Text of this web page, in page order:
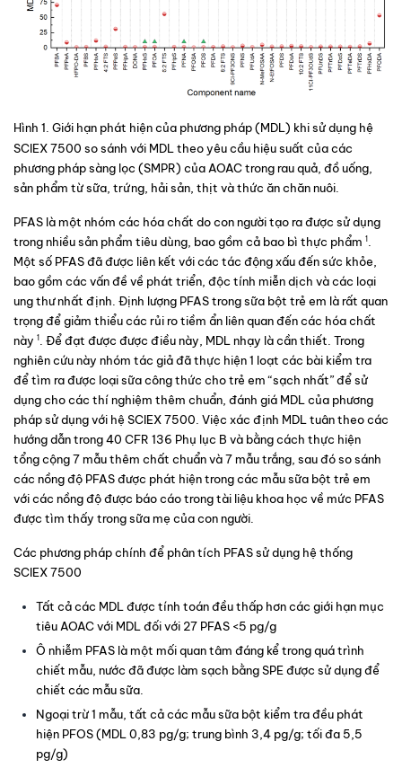
Hình 1 Giới hạn phát hiện của phương pháp (MDL) khi sử dụng hệ
SCIEX 7500 so sánh với MDL theo yêu cầu hiệu suất của các
phương pháp sàng lọc (SMPR) của AOAC trong rau quả, đồ uống,
sản phẩm từ sữa, trứng, hải sản, thịt và thức ăn chăn nuôi.
PFAS là một nhóm các hóa chất do con người tạo ra được sử dụng
trong nhiều sản phẩm tiêu dùng, bao gồm cả bao bì thực phẩm 1
Một số PFAS đã được liên kết với các tác động xấu đến sức khỏe,
bao gồm các vấn đề về phát triển, độc tính miễn dịch và các loại
ung thư nhất định. Định lượng PFAS trong sữa bột trẻ em là rất quan
trọng để giảm thiểu các rủi ro tiềm ẩn liên quan đến các hóa chất
này 1
. Để đạt được được điều này, MDL nhạy là cần thiết. Trong
nghiên cứu này nhóm tác giả đã thực hiện 1 loạt các bài kiểm tra
để tìm ra được loại sữa công thức cho trẻ em “sạch nhất” để sử
dụng cho các thí nghiệm thêm chuẩn, đánh giá MDL của phương
pháp sử dụng với hệ SCIEX 7500. Việc xác định MDL tuân theo các
hướng dẫn trong 40 CFR 136 Phụ lục B và bằng cách thực hiện
tổng cộng 7 mẫu thêm chất chuẩn và 7 mẫu trắng, sau đó so sánh
các nồng độ PFAS được phát hiện trong các mẫu sữa bột trẻ em
với các nồng độ được báo cáo trong tài liệu khoa học về mức PFAS
được tìm thấy trong sữa mẹ của con người.
Các phương pháp chính để phân tích PFAS sử dụng hệ thống
SCIEX 7500
Tất cả các MDL được tính toán đều thấp hơn các giới hạn mục
tiêu AOAC với MDL đối với 27 PFAS <5 pg/g
Ô nhiễm PFAS là một mối quan tâm đáng kể trong quá trình
chiết mẫu, nước đã được làm sạch bằng SPE được sử dụng để
chiết các mẫu sữa.
Ngoại trừ 1 mẫu, tất cả các mẫu sữa bột kiểm tra đều phát
hiện PFOS (MDL 0,83 pg/g; trung bình 3,4 pg/g; tối đa 5,5
pg/g)